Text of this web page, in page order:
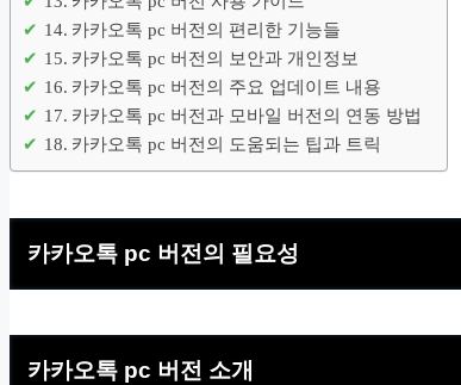
카카오톡 pc 버전의 편리한 기능들
카카오톡 pc 버전의 보안과 개인정보
카카오톡 pc 버전의 주요 업데이트 내용
카카오톡 pc 버전과 모바일 버전의 연동 방법
카카오톡 pc 버전의 도움되는 팁과 트릭
카카오톡 pc 버전의 필요성
카카오톡 pc 버전 소개